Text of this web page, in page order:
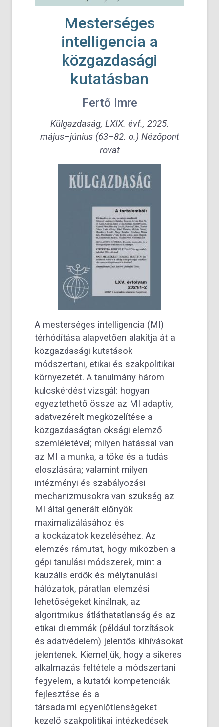
Mesterséges
intelligencia a
közgazdasági
kutatásban
Fertő Imre
Külgazdaság, LXIX. évf., 2025.
május–június (63–82. o.) Nézőpont
rovat
A mesterséges intelligencia (MI)
térhódítása alapvetően alakítja át a
közgazdasági kutatások
módszertani, etikai és szakpolitikai
környezetét. A tanulmány három
kulcskérdést vizsgál: hogyan
egyeztethető össze az MI adaptív,
adatvezérelt megközelítése a
közgazdaságtan oksági elemző
szemléletével; milyen hatással van
az MI a munka, a tőke és a tudás
eloszlására; valamint milyen
intézményi és szabályozási
mechanizmusokra van szükség az
MI által generált előnyök
maximalizálásához és
a kockázatok kezeléséhez. Az
elemzés rámutat, hogy miközben a
gépi tanulási módszerek, mint a
kauzális erdők és mélytanulási
hálózatok, páratlan elemzési
lehetőségeket kínálnak, az
algoritmikus átláthatatlanság és az
etikai dilemmák (például torzítások
és adatvédelem) jelentős kihívásokat
jelentenek. Kiemeljük, hogy a sikeres
alkalmazás feltétele a módszertani
fegyelem, a kutatói kompetenciák
fejlesztése és a
társadalmi egyenlőtlenségeket
kezelő szakpolitikai intézkedések